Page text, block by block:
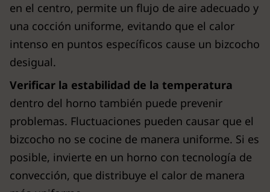
en el centro, permite un flujo de aire adecuado y
una cocción uniforme, evitando que el calor
intenso en puntos específicos cause un bizcocho
desigual.
Verificar la estabilidad de la temperatura
dentro del horno también puede prevenir
problemas. Fluctuaciones pueden causar que el
bizcocho no se cocine de manera uniforme. Si es
posible, invierte en un horno con tecnología de
convección, que distribuye el calor de manera